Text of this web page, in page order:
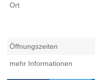
Ort
Öffnungszeiten
mehr Informationen